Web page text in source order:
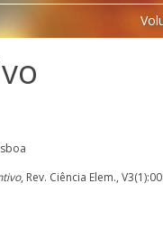
, Rev. Ciência Elem.,